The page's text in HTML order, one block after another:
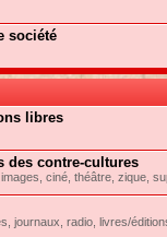
société
libres
des contre-cultures
ciné, théâtre, zique,
journaux, radio, livres/